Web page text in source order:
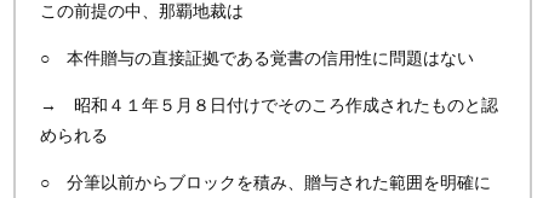
この前提の中、那覇地裁は
○ 本件贈与の直接証拠である覚書の信用性に問題はない
→ 昭和４１年５月８日付けでそのころ作成されたものと認
められる
○ 分筆以前からブロックを積み、贈与された範囲を明確に